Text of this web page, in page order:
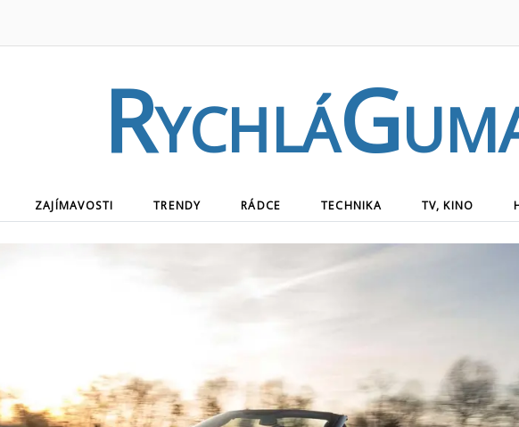
(CURRENT)ZAJÍMAVOSTI TRENDY RÁDCE TECHNIKA TV, KINO